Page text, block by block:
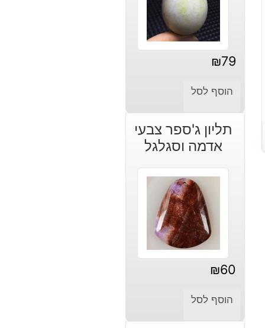
₪79
הוסף לסל
תליון ג'ספר צבעי
אדמה וסגלגל
₪60
הוסף לסל